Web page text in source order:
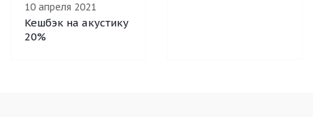
10 апреля 2021
Кешбэк на акустику
20%